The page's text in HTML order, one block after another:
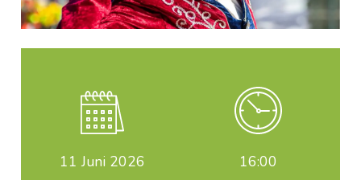
11 Juni 2026 16:00